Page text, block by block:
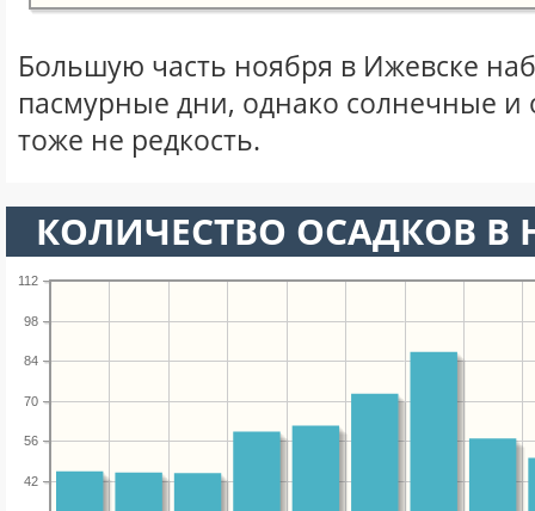
Большую часть ноября в Ижевске
пасмурные дни, однако солнечные
тоже не редкость.
КОЛИЧЕСТВО ОСАДКОВ В
42
56
70
84
98
112